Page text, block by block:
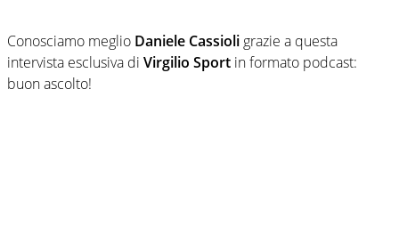
Conosciamo meglio Daniele Cassioli grazie a questa
intervista esclusiva di Virgilio Sport in formato podcast:
buon ascolto!